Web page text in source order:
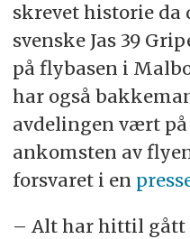
Oppsummeringen er
intelligens, men
skrevet historie da
svenske Jas 39
på flybasen i
har også
avdelingen vært
ankomsten av
forsvaret i en
– Alt har hittil gått